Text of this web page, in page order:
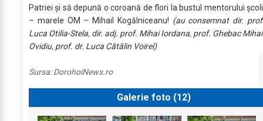
Patriei şi să depună o coroană de flori la bustul mentorului
– marele OM – Mihail Kogălniceanu! (au consemnat dir.
Luca Otilia-Stela, dir. adj. prof. Mihai Iordana, prof. Ghebac
Ovidiu, prof. dr. Luca Cătălin Voirel)
Sursa:DorohoiNews.ro
Galerie foto (12)